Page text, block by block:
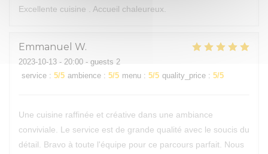
Excellente cuisine . Accueil chaleureux.
Emmanuel W
2023-10-13 - 20:00 - guests 2
service : 5/5 ambience : 5/5 menu : 5/5 quality_price : 5/5
Une cuisine raffinée et créative dans une ambiance
conviviale. Le service est de grande qualité avec le soucis du
détail. Bravo à toute l'équipe pour ce parcours parfait. Nous